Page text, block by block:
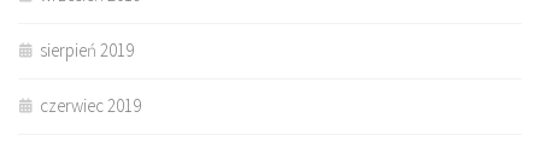
sierpień 2019
czerwiec 2019